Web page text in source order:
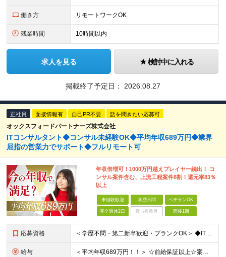
働き方 リモートワークOK
残業時間 10時間以内
求人を見る 検討中に入れる
掲載終了予定日： 2026.08.27
正社員 面接情報有 自己PR不要 話を聞きたい応募可
オックスフォードパートナーズ株式会社
ITコンサルタント◆コンサル未経験OK◆平均年収689万円◆業界
屈指の営業力でサポート◆フルリモート可
年収倍増可！1000万円越えプレイヤー続出！ コ
ンサル案件含む、上流工程案件8割！還元率83％
以上
未経験歓迎 学歴不問 ベテランOK
完全週休2日 賞与複数月 面接1回
応募資格 ＜学歴不問・第二新卒歓迎・ブランクOK＞ ◆IT業界での実務経験（2年以上） ※アプリ・インフラ等の領域は不問 【歓迎条件】 ◎コンサルティングファームでの実務経験 ◎SIにおける上流工程
給与 ＜平均年収689万円！！＞ ☆前給保証以上☆案件待機期間も給与保証あり☆ 月給40万円～150万円（固定残業代含む） ※経験や能力を考慮し決定します ※試用期間6ヶ月あり。条件や待遇に差異はありません